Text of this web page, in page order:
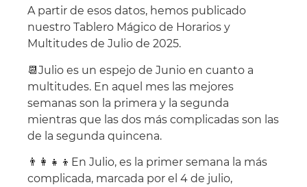
A partir de esos datos, hemos publicado
nuestro Tablero Mágico de Horarios y
Multitudes de Julio de 2025.
📆Julio es un espejo de Junio en cuanto a
multitudes. En aquel mes las mejores
semanas son la primera y la segunda
mientras que las dos más complicadas son las
de la segunda quincena.
👨‍👩‍👧‍👦En Julio, es la primer semana la más
complicada, marcada por el 4 de julio,